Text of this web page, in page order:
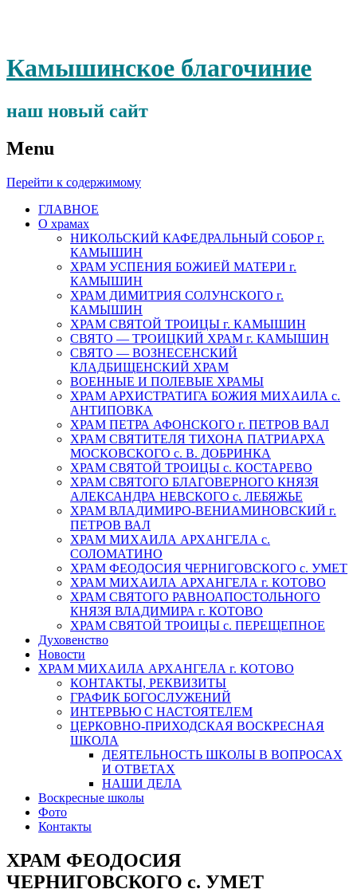
Камышинское благочиние
наш новый сайт
Menu
Перейти к содержимому
ГЛАВНОЕ
О храмах
НИКОЛЬСКИЙ КАФЕДРАЛЬНЫЙ СОБОР г.
КАМЫШИН
ХРАМ УСПЕНИЯ БОЖИЕЙ МАТЕРИ г.
КАМЫШИН
ХРАМ ДИМИТРИЯ СОЛУНСКОГО г.
КАМЫШИН
ХРАМ СВЯТОЙ ТРОИЦЫ г. КАМЫШИН
СВЯТО — ТРОИЦКИЙ ХРАМ г. КАМЫШИН
СВЯТО — ВОЗНЕСЕНСКИЙ
КЛАДБИЩЕНСКИЙ ХРАМ
ВОЕННЫЕ И ПОЛЕВЫЕ ХРАМЫ
ХРАМ АРХИСТРАТИГА БОЖИЯ МИХАИЛА с.
АНТИПОВКА
ХРАМ ПЕТРА АФОНСКОГО г. ПЕТРОВ ВАЛ
ХРАМ СВЯТИТЕЛЯ ТИХОНА ПАТРИАРХА
МОСКОВСКОГО с. В. ДОБРИНКА
ХРАМ СВЯТОЙ ТРОИЦЫ с. КОСТАРЕВО
ХРАМ СВЯТОГО БЛАГОВЕРНОГО КНЯЗЯ
АЛЕКСАНДРА НЕВСКОГО с. ЛЕБЯЖЬЕ
ХРАМ ВЛАДИМИРО-ВЕНИАМИНОВСКИЙ г.
ПЕТРОВ ВАЛ
ХРАМ МИХАИЛА АРХАНГЕЛА с.
СОЛОМАТИНО
ХРАМ ФЕОДОСИЯ ЧЕРНИГОВСКОГО с. УМЕТ
ХРАМ МИХАИЛА АРХАНГЕЛА г. КОТОВО
ХРАМ СВЯТОГО РАВНОАПОСТОЛЬНОГО
КНЯЗЯ ВЛАДИМИРА г. КОТОВО
ХРАМ СВЯТОЙ ТРОИЦЫ с. ПЕРЕЩЕПНОЕ
Духовенство
Новости
ХРАМ МИХАИЛА АРХАНГЕЛА г. КОТОВО
КОНТАКТЫ, РЕКВИЗИТЫ
ГРАФИК БОГОСЛУЖЕНИЙ
ИНТЕРВЬЮ С НАСТОЯТЕЛЕМ
ЦЕРКОВНО-ПРИХОДСКАЯ ВОСКРЕСНАЯ
ШКОЛА
ДЕЯТЕЛЬНОСТЬ ШКОЛЫ В ВОПРОСАХ
И ОТВЕТАХ
НАШИ ДЕЛА
Воскресные школы
Фото
Контакты
ХРАМ ФЕОДОСИЯ
ЧЕРНИГОВСКОГО с. УМЕТ